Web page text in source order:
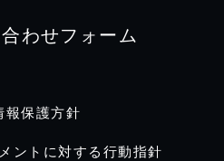
わせフォーム
報保護方針
ントに対する行動指針